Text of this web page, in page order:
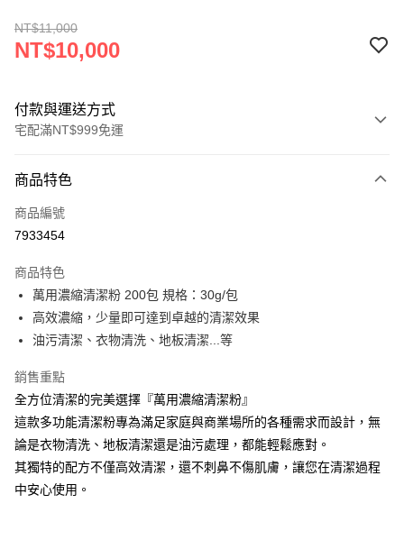
NT$11,000
NT$10,000
付款與運送方式
宅配滿NT$999免運
信用卡一次付款
LINE Pay
ATM付款
運送方式
紐西蘭/澳大利亞/香港/澳門/新加坡/越南 查看運費
商品特色
商品編號
7933454
商品特色
萬用濃縮清潔粉 200包 規格：30g/包
高效濃縮，少量即可達到卓越的清潔效果
油污清潔、衣物清洗、地板清潔...等
銷售重點
全方位清潔的完美選擇『萬用濃縮清潔粉』
這款多功能清潔粉專為滿足家庭與商業場所的各種需求而設計，無
論是衣物清洗、地板清潔還是油污處理，都能輕鬆應對。
其獨特的配方不僅高效清潔，還不刺鼻不傷肌膚，讓您在清潔過程
中安心使用。